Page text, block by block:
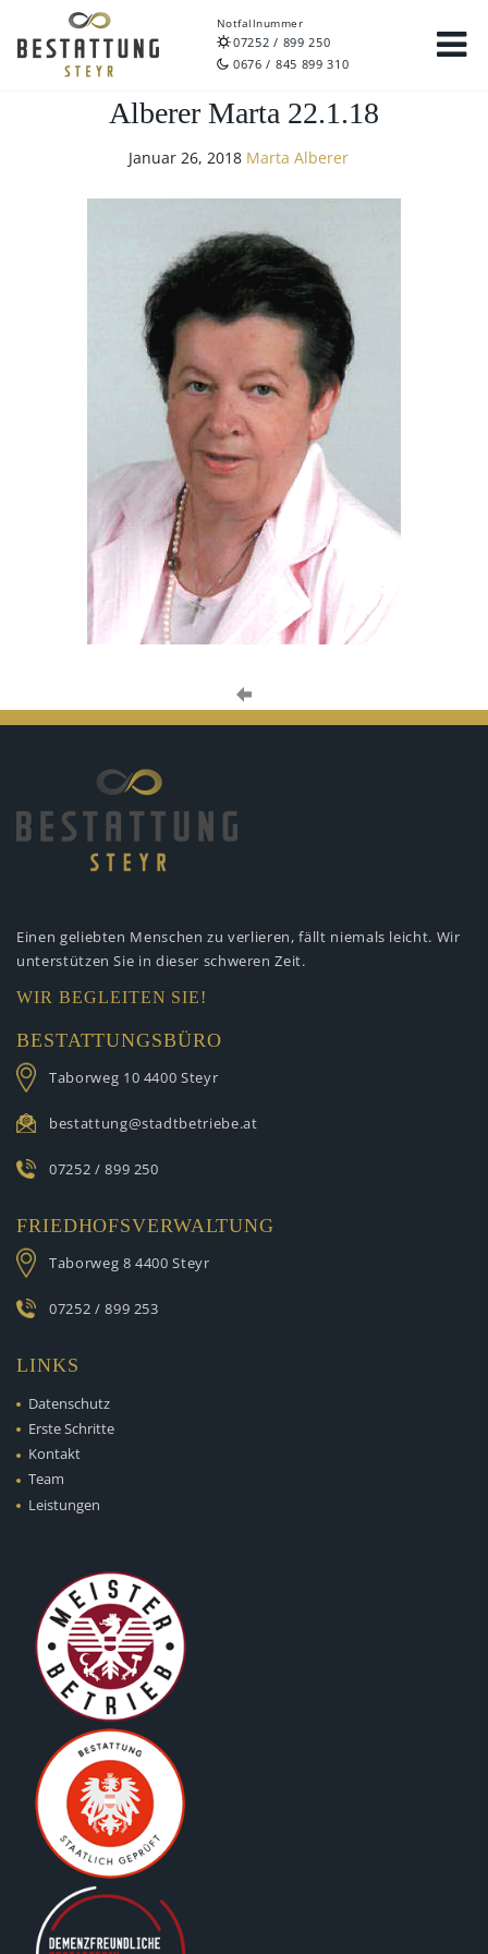
Notfallnummer
07252 / 899 250
0676 / 845 899 310
Alberer Marta 22.1.18
Januar 26, 2018 Marta Alberer
Einen geliebten Menschen zu verlieren, fällt niemals leicht. Wir
unterstützen Sie in dieser schweren Zeit.
WIR BEGLEITEN SIE!
BESTATTUNGSBÜRO
Taborweg 10 4400 Steyr
bestattung@stadtbetriebe.at
07252 / 899 250
FRIEDHOFSVERWALTUNG
Taborweg 8 4400 Steyr
07252 / 899 253
LINKS
Datenschutz
Erste Schritte
Kontakt
Team
Leistungen